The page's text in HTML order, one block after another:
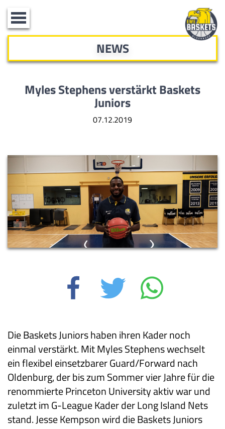
Toggle
navigation
NEWS
Myles Stephens verstärkt Baskets
Juniors
07.12.2019
Die Baskets Juniors haben ihren Kader noch
einmal verstärkt. Mit Myles Stephens wechselt
ein flexibel einsetzbarer Guard/Forward nach
Oldenburg, der bis zum Sommer vier Jahre für die
renommierte Princeton University aktiv war und
zuletzt im G-League Kader der Long Island Nets
stand. Jesse Kempson wird die Baskets Juniors